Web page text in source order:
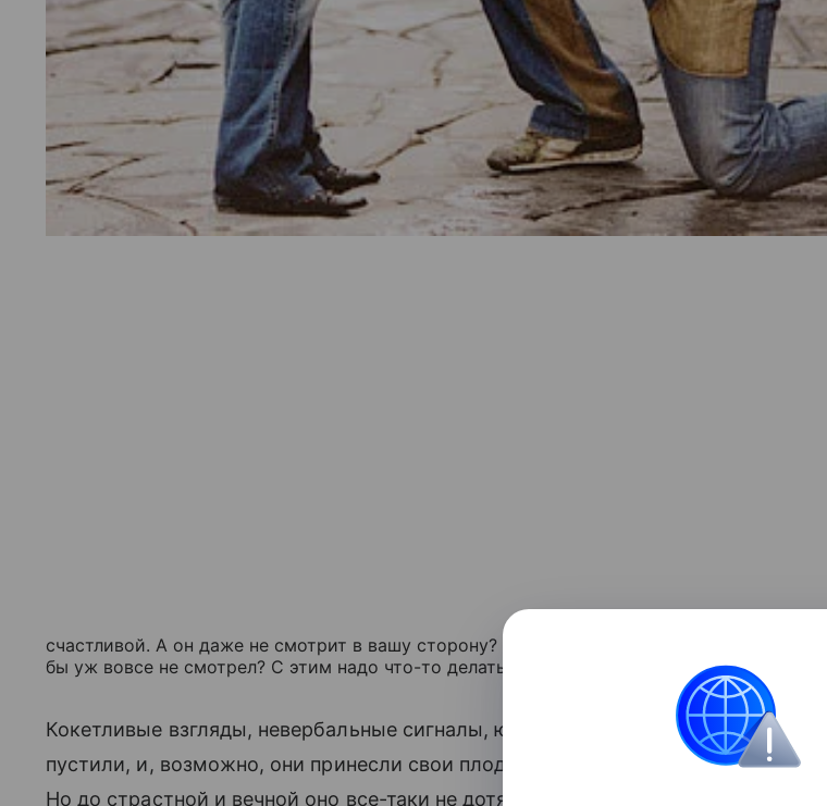
счастливой. А он даже не смотрит в вашу сторону? Или смотрит, но как на друга, так
бы уж вовсе не смотрел? С этим надо что-то делать!
Кокетливые взгляды, невербальные сигналы, юбки, шпильки и чулки вы в ход
пустили, и, возможно, они принесли свои плоды в виде непринужденного
Но до страстной и вечной оно все-таки не дотягивает, так что, вероятно, пришло